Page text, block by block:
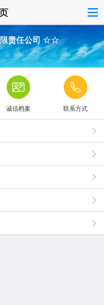
限责任公司 ☆☆
诚信档案 联系方式